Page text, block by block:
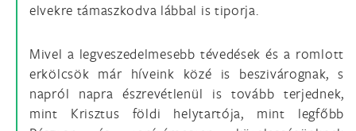
elvekre támaszkodva lábbal is tiporja.
Mivel a legveszedelmesebb tévedések és a romlott
erkölcsök már híveink közé is beszivárognak, s
napról napra észrevétlenül is tovább terjednek,
mint Krisztus földi helytartója, mint legfőbb